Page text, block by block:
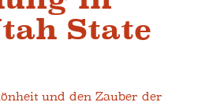
State
und den Zauber der